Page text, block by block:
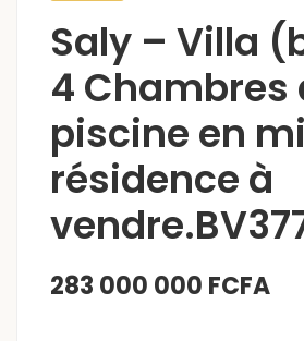
Saly – Villa
4 Chambres
piscine en
résidence à
283 000 000 FCFA